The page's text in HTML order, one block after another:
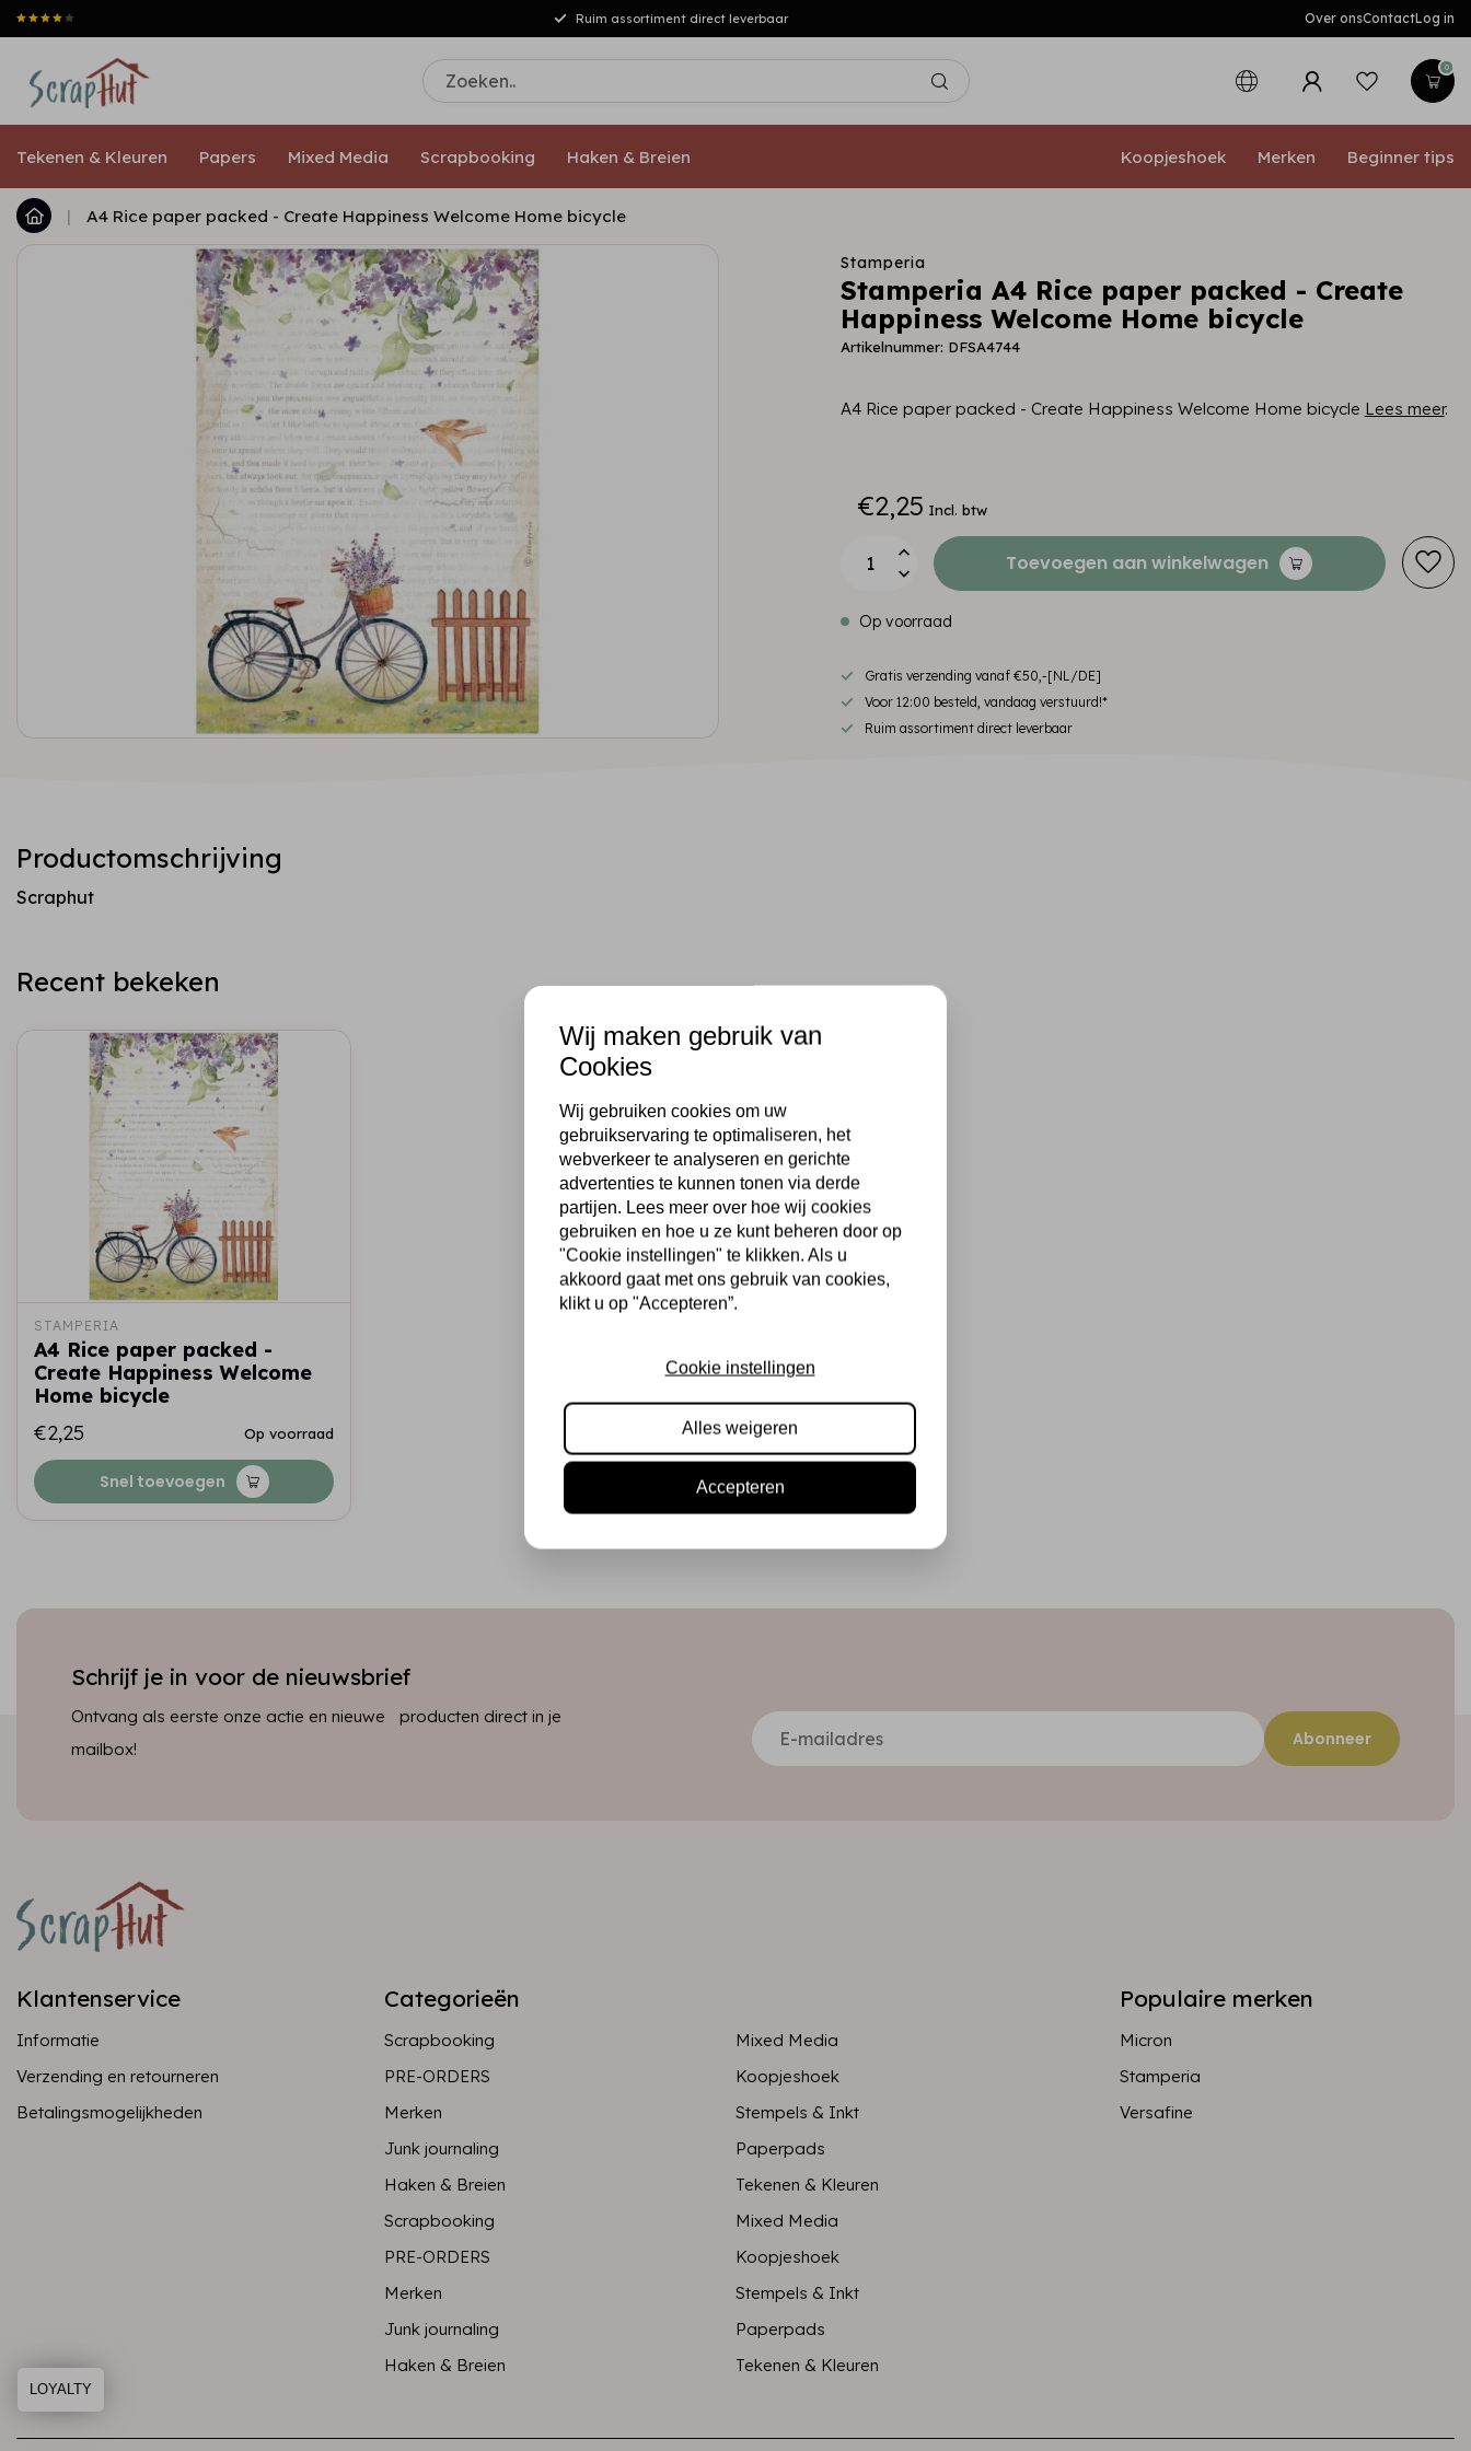
Ruim assortiment direct leverbaar Over onsContactLog in
0
Tekenen & Kleuren Papers Mixed Media Scrapbooking Haken & Breien Koopjeshoek Merken Beginner tips
| A4 Rice paper packed - Create Happiness Welcome Home bicycle
Stamperia
Stamperia A4 Rice paper packed - Create
Happiness Welcome Home bicycle
Artikelnummer: DFSA4744
A4 Rice paper packed - Create Happiness Welcome Home bicycle Lees meer.
€2,25 Incl. btw
Toevoegen aan winkelwagen
Op voorraad
Gratis verzending vanaf €50,-[NL/DE]
Voor 12:00 besteld, vandaag verstuurd!*
Ruim assortiment direct leverbaar
Productomschrijving
Scraphut
Recent bekeken
STAMPERIA
A4 Rice paper packed -
Create Happiness Welcome
Home bicycle
€2,25
Op voorraad
Snel toevoegen
Schrijf je in voor de nieuwsbrief
Ontvang als eerste onze actie en nieuwe producten direct in je
mailbox!
Abonneer
Klantenservice
Informatie
Verzending en retourneren
Betalingsmogelijkheden
Categorieën
Scrapbooking
Mixed Media
PRE-ORDERS
Koopjeshoek
Merken
Stempels & Inkt
Junk journaling
Paperpads
Haken & Breien
Tekenen & Kleuren
Scrapbooking
Mixed Media
PRE-ORDERS
Koopjeshoek
Merken
Stempels & Inkt
Junk journaling
Paperpads
Haken & Breien
Tekenen & Kleuren
Populaire merken
Micron
Stamperia
Versafine
Wij maken gebruik van
Cookies
Wij gebruiken cookies om uw
gebruikservaring te optimaliseren, het
webverkeer te analyseren en gerichte
advertenties te kunnen tonen via derde
partijen. Lees meer over hoe wij cookies
gebruiken en hoe u ze kunt beheren door op
"Cookie instellingen" te klikken. Als u
akkoord gaat met ons gebruik van cookies,
klikt u op "Accepteren”.
Cookie instellingen
Alles weigeren
Accepteren
LOYALTY